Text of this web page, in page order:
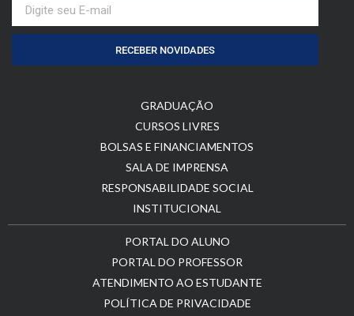
RECEBER NOVIDADES
GRADUAÇÃO
CURSOS LIVRES
BOLSAS E FINANCIAMENTOS
SALA DE IMPRENSA
RESPONSABILIDADE SOCIAL
INSTITUCIONAL
PORTAL DO ALUNO
PORTAL DO PROFESSOR
ATENDIMENTO AO ESTUDANTE
POLÍTICA DE PRIVACIDADE